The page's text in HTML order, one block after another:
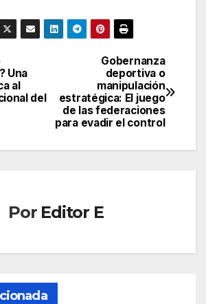
Gobernanza
deportiva o
manipulación
estratégica: El juego
de las federaciones
para evadir el control
Una
al
del
Por Editor E